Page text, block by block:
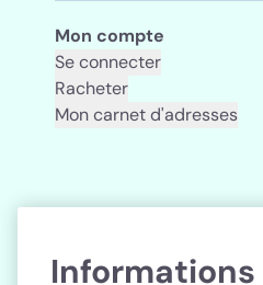
Mon compte
Se connecter
Racheter
Mon carnet d'adresses
Informations